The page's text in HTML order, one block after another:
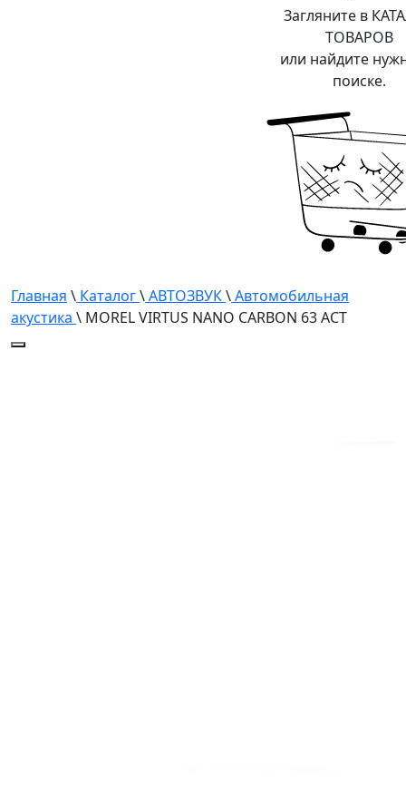
Загляните в
ТОВАРОВ
или найдите
поиске.
Главная \ Каталог\АВТОЗВУК\Автомобильная
акустика \ MOREL VIRTUS NANO CARBON 63 ACT